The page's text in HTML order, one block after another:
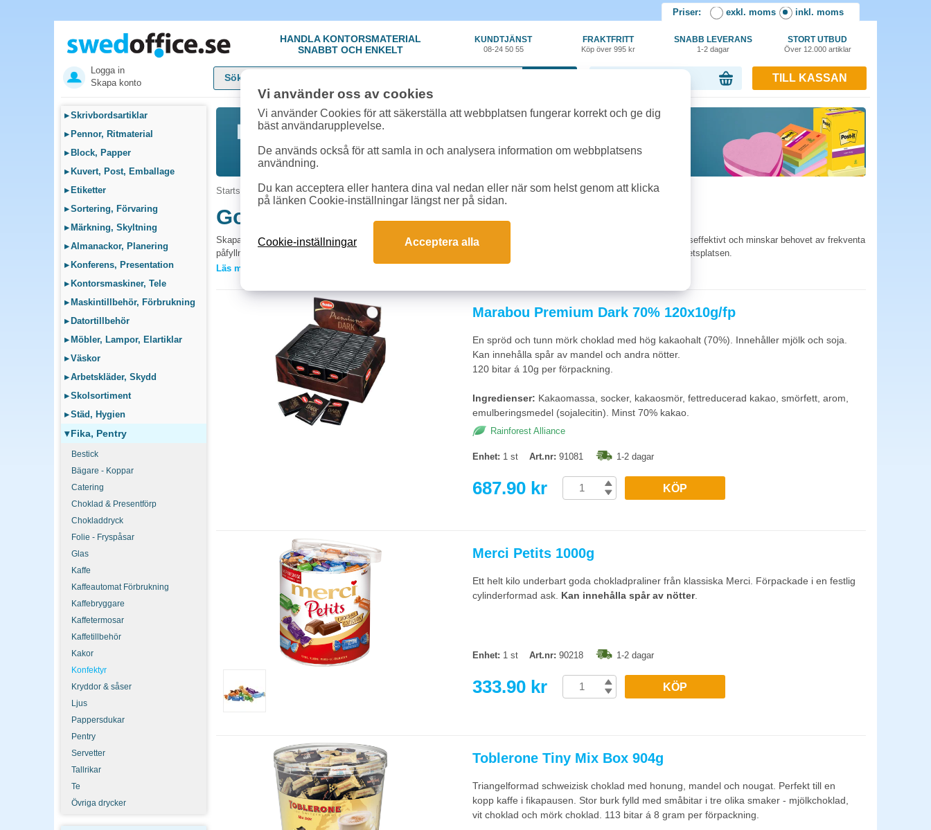
Priser: exkl. moms inkl. moms
HANDLA KONTORSMATERIAL
SNABBT OCH ENKELT
KUNDTJÄNST
08-24 50 55
FRAKTFRITT
Köp över 995 kr
SNABB LEVERANS
1-2 dagar
STORT UTBUD
Över 12.000 artiklar
Logga in
Skapa konto
TILL KASSAN
▸Skrivbordsartiklar
▸ Pennor, Ritmaterial
▸ Block, Papper
▸ Kuvert, Post, Emballage
▸ Etiketter
▸Sortering, Förvaring
▸ Märkning, Skyltning
▸Almanackor, Planering
▸ Konferens, Presentation
▸ Kontorsmaskiner, Tele
▸ Maskintillbehör, Förbrukning
▸ Datortillbehör
▸ Möbler, Lampor, Elartiklar
▸Väskor
▸Arbetskläder, Skydd
▸Skolsortiment
▸Städ, Hygien
▾Fika, Pentry
Bestick
Bägare - Koppar
Catering
Choklad & Presentförp
Chokladdryck
Folie - Fryspåsar
Glas
Kaffe
Kaffeautomat Förbrukning
Kaffebryggare
Kaffetermosar
Kaffetillbehör
Kakor
Konfektyr
Kryddor & såser
Ljus
Pappersdukar
Pentry
Servetter
Tallrikar
Te
Övriga drycker
Startsida »Fika, Pentry»Konfektyr
Godis, Choklad & Konfektyr
Skapa trivsel och en mer välkomnande atmosfär genom att alltid ha godis och choklad till hands. Storpack är kostnadseffektivt och minskar behovet av frekventa
påfyllningar. Perfekt för kontor, möten och event - en enkel investering som stärker servicekänslan och energin på arbetsplatsen.
Vilket godis passar bäst i mötesrummet?
Vingummi och choklad i bitar är populärast och delas lätt. Kletigt godis som klubbor och kola kan smutsa händer och papper. Välj hellre bit-godis i mötesrummet.
Storpack i blandade smaker täcker olika preferenser, och individuellt förpackade bitar ger bättre hygien.
Lösgodis eller individuellt förpackade bitar?
Individuellt förpackade bitar är mest hygieniskt och passar bäst i mötesrum och receptioner där flera tar från samma skål. Lösgodis i storpack är mer ekonomiskt
per kilo och fungerar bra när ni själva fyller på egna skålar. Vid allergi- eller specialkost är individuellt förpackade ett tryggare val eftersom innehållsdeklarationen
följer med varje bit.
Läs mer »
Marabou Premium Dark 70% 120x10g/fp
En spröd och tunn mörk choklad med hög kakaohalt (70%). Innehåller mjölk och soja.
Kan innehålla spår av mandel och andra nötter.
120 bitar á 10g per förpackning.
Ingredienser: Kakaomassa, socker, kakaosmör, fettreducerad kakao, smörfett, arom,
emulberingsmedel (sojalecitin). Minst 70% kakao.
Rainforest Alliance
Enhet: 1 st Art.nr: 91081 1-2 dagar
687.90 kr KÖP
Merci Petits 1000g
Ett helt kilo underbart goda chokladpraliner från klassiska Merci. Förpackade i en festlig
cylinderformad ask. Kan innehålla spår av nötter.
Enhet: 1 st Art.nr: 90218 1-2 dagar
333.90 kr KÖP
Toblerone Tiny Mix Box 904g
Triangelformad schweizisk choklad med honung, mandel och nougat. Perfekt till en
kopp kaffe i fikapausen. Stor burk fylld med småbitar i tre olika smaker - mjölkchoklad,
vit choklad och mörk choklad. 113 bitar á 8 gram per förpackning.
Vi använder oss av cookies
Vi använder Cookies för att säkerställa att webbplatsen fungerar korrekt och ge dig
bäst användarupplevelse.
De används också för att samla in och analysera information om webbplatsens
användning.
Du kan acceptera eller hantera dina val nedan eller när som helst genom att klicka
på länken Cookie-inställningar längst ner på sidan.
Cookie-inställningar Acceptera alla